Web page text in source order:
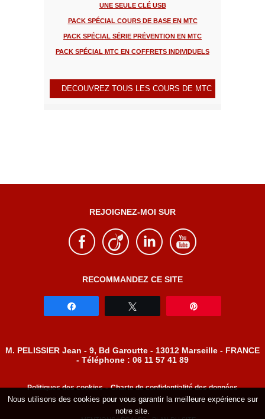
UNE SEULE CLÉ USB
PACK SPÉCIAL COURS DE BASE EN MTC
PACK SPÉCIAL SÉRIE PRÉVENTION EN MTC
PACK SPÉCIAL MTC EN COFFRETS INDIVIDUELS
DECOUVREZ TOUS LES COURS DE MTC
REJOIGNEZ-MOI SUR
RECOMMANDEZ CE SITE
M. PELISSIER Jean - 9, Bd Garoutte - 13012 Marseille - FRANCE
- Téléphone : 06 11 57 41 89
Politiques des cookies-Charte de confidentialité des données
Nous utilisons des cookies pour vous garantir la meilleure expérience sur
notre site.